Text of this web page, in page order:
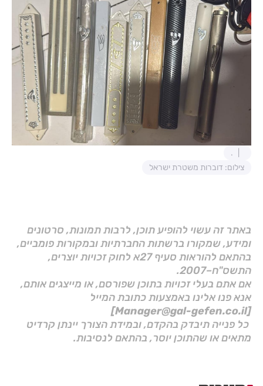
.
צילום: דוברות משטרת ישראל
באתר זה עשוי להופיע תוכן, לרבות תמונות, סרטונים
ומידע, שמקורו ברשתות החברתיות ובמקורות פומביים,
בהתאם להוראות סעיף 27א לחוק זכויות יוצרים,
התשס"ח–2007.
אם אתם בעלי זכויות בתוכן שפורסם, או מייצגים אותם,
אנא פנו אלינו באמצעות כתובת המייל
[Manager@gal-gefen.co.il]
כל פנייה תיבדק בהקדם, ובמידת הצורך יינתן קרדיט
מתאים או שהתוכן יוסר, בהתאם לנסיבות.